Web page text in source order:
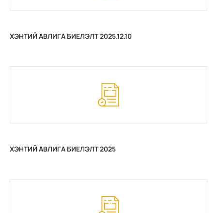
ХЭНТИЙ АВЛИГА БИЕЛЭЛТ 2025.12.10
ХЭНТИЙ АВЛИГА БИЕЛЭЛТ 2025